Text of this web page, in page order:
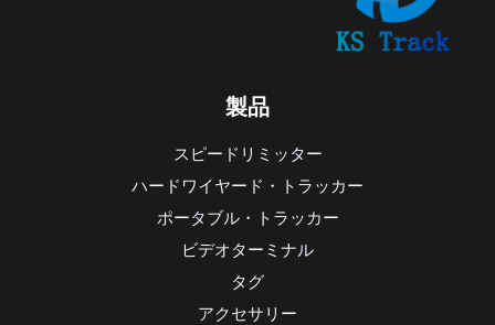
製品
スピードリミッター
ハードワイヤード・トラッカー
ポータブル・トラッカー
ビデオターミナル
タグ
アクセサリー